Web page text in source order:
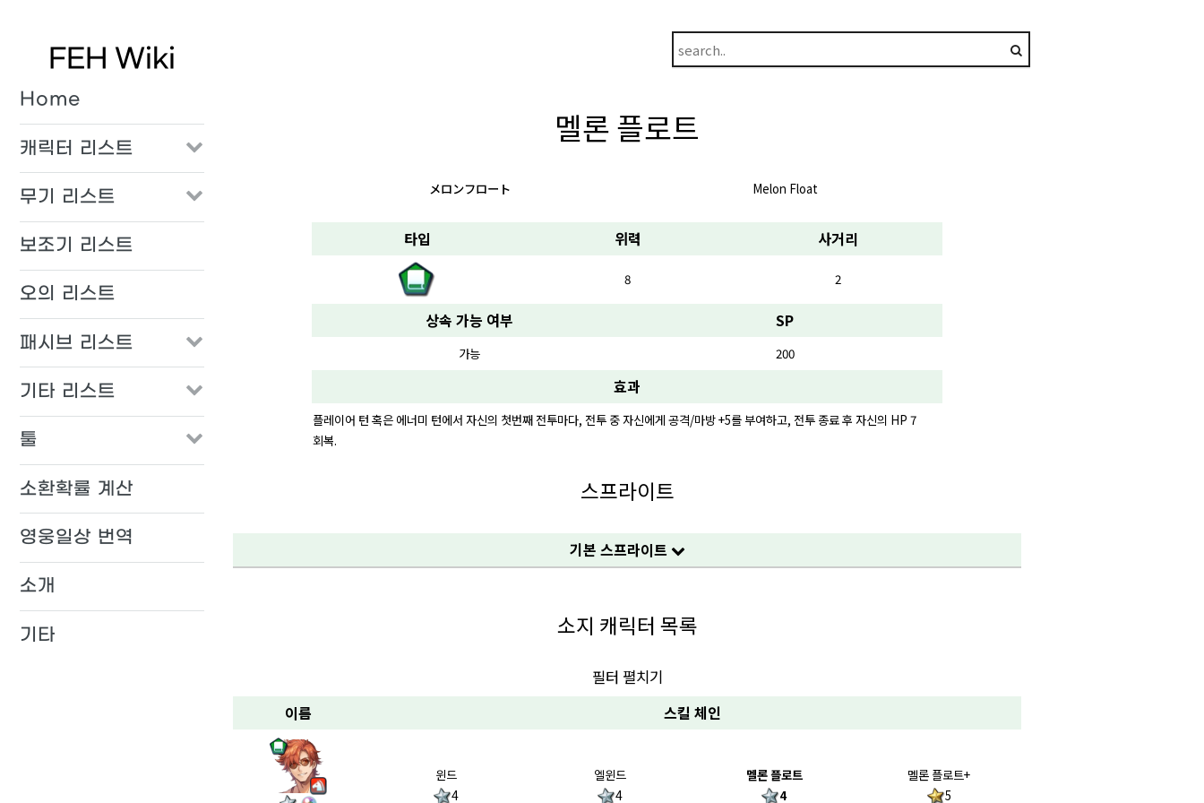
FEH Wiki
Home
캐릭터 리스트
무기 리스트
보조기 리스트
오의 리스트
패시브 리스트
기타 리스트
툴
소환확률 계산
영웅일상 번역
소개
기타
멜론 플로트
メロンフロート Melon Float
타입 위력 사거리
8 2
상속 가능 여부 SP
가능 200
효과
플레이어 턴 혹은 에너미 턴에서 자신의 첫번째 전투마다, 전투 중 자신에게 공격/마방 +5를 부여하고, 전투 종료 후 자신의 HP 7
회복.
스프라이트
기본 스프라이트
소지 캐릭터 목록
필터 펼치기
이름
스킬 체인
윈드
4
엘윈드
4
멜론 플로트
4
멜론 플로트+
5